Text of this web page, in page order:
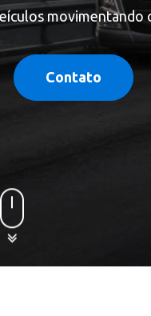
movimentando
Contato